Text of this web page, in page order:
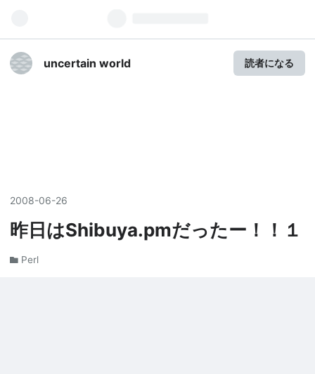
uncertain world 読者になる
2008-06-26
昨日はShibuya.pmだったー！！１
Perl